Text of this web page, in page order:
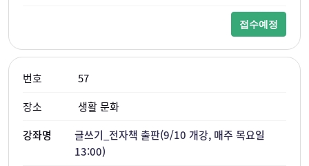
접수예정
57
생활 문화
글쓰기_전자책 출판(9/10 개강, 매주 목요일
13:00)